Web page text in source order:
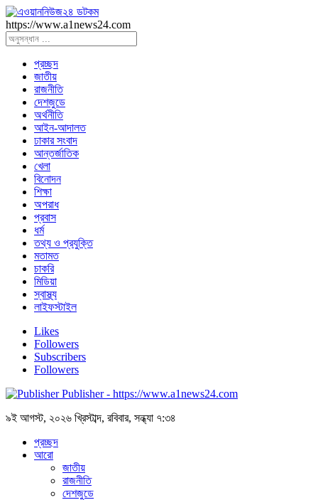
https://www.a1news24.com
প্রচ্ছদ
জাতীয়
রাজনীতি
দেশজুডে
অর্থনীতি
আইন-আদালত
ঢাকার সংবাদ
আন্তর্জাতিক
খেলা
বিনোদন
শিক্ষা
অপরাধ
প্রবাস
ধর্ম
তথ্য ও প্রযুক্তি
মতামত
চাকরি
মিডিয়া
স্বাস্থ্য
লাইফস্টাইল
Likes
Followers
Subscribers
Followers
Publisher - https://www.a1news24.com
৯ই আগস্ট, ২০২৬ খ্রিস্টাব্দ, রবিবার, সন্ধ্যা ৭:৩৪
প্রচ্ছদ
আরো
জাতীয়
রাজনীতি
দেশজুডে